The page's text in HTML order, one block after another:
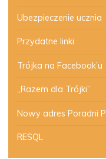
Ubezpieczenie ucznia
Przydatne linki
Trójka na Facebook’u
„Razem dla Trójki”
Nowy adres Poradni
RESQL